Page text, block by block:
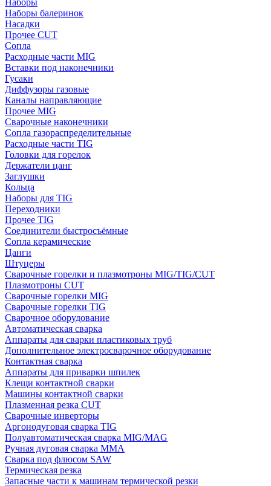
Наборы
Наборы балеринок
Насадки
Прочее CUT
Сопла
Расходные части MIG
Вставки под наконечники
Гусаки
Диффузоры газовые
Каналы направляющие
Прочее MIG
Сварочные наконечники
Сопла газораспределительные
Расходные части TIG
Головки для горелок
Держатели цанг
Заглушки
Кольца
Наборы для TIG
Переходники
Прочее TIG
Соединители быстросъёмные
Сопла керамические
Цанги
Штуцеры
Сварочные горелки и плазмотроны MIG/TIG/CUT
Плазмотроны CUT
Сварочные горелки MIG
Сварочные горелки TIG
Сварочное оборудование
Автоматическая сварка
Аппараты для сварки пластиковых труб
Дополнительное электросварочное оборудование
Контактная сварка
Аппараты для приварки шпилек
Клещи контактной сварки
Машины контактной сварки
Плазменная резка CUT
Сварочные инверторы
Аргонодуговая сварка TIG
Полуавтоматическая сварка MIG/MAG
Ручная дуговая сварка MMA
Сварка под флюсом SAW
Термическая резка
Запасные части к машинам термической резки